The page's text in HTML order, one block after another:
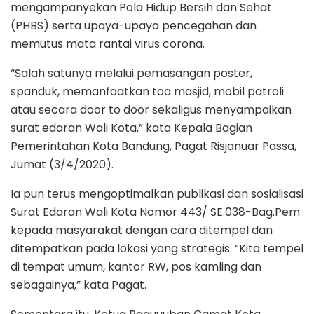
mengampanyekan Pola Hidup Bersih dan Sehat
(PHBS) serta upaya-upaya pencegahan dan
memutus mata rantai virus corona.
“Salah satunya melalui pemasangan poster,
spanduk, memanfaatkan toa masjid, mobil patroli
atau secara door to door sekaligus menyampaikan
surat edaran Wali Kota,” kata Kepala Bagian
Pemerintahan Kota Bandung, Pagat Risjanuar Passa,
Jumat (3/4/2020).
Ia pun terus mengoptimalkan publikasi dan sosialisasi
Surat Edaran Wali Kota Nomor 443/ SE.038-Bag.Pem
kepada masyarakat dengan cara ditempel dan
ditempatkan pada lokasi yang strategis. “Kita tempel
di tempat umum, kantor RW, pos kamling dan
sebagainya,” kata Pagat.